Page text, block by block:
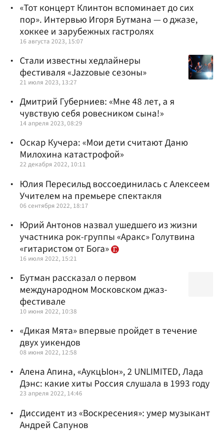
«Тот концерт Клинтон вспоминает до сих
пор». Интервью Игоря Бутмана — о джазе,
хоккее и зарубежных гастролях
16 августа 2023, 15:07
Стали известны хедлайнеры
фестиваля «Jazzовые сезоны»
21 июля 2023, 13:27
Дмитрий Губерниев: «Мне 48 лет, а я
чувствую себя ровесником сына!»
14 апреля 2023, 08:29
Оскар Кучера: «Мои дети считают Даню
Милохина катастрофой»
22 декабря 2022, 10:11
Юлия Пересильд воссоединилась с Алексеем
Учителем на премьере спектакля
06 сентября 2022, 18:17
Юрий Антонов назвал ушедшего из жизни
участника рок-группы «Аракс» Голутвина
«гитаристом от Бога»
16 июля 2022, 15:21
Бутман рассказал о первом
международном Московском джаз-
фестивале
10 июня 2022, 10:38
«Дикая Мята» впервые пройдет в течение
двух уикендов
08 июня 2022, 12:58
Алена Апина, «АукцЫон», 2 UNLIMITED, Лада
Дэнс: какие хиты Россия слушала в 1993 году
23 апреля 2022, 14:46
Диссидент из «Воскресения»: умер музыкант
Андрей Сапунов